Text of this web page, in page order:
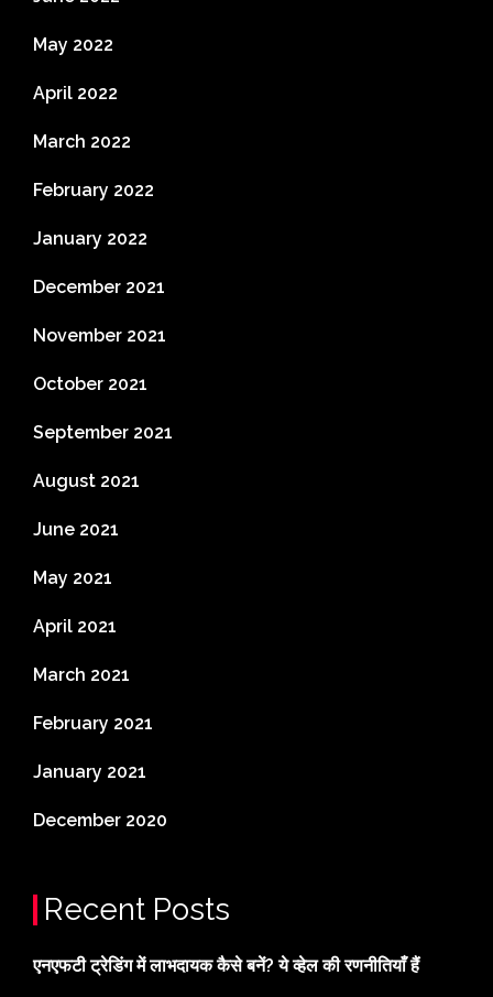
May 2022
April 2022
March 2022
February 2022
January 2022
December 2021
November 2021
October 2021
September 2021
August 2021
June 2021
May 2021
April 2021
March 2021
February 2021
January 2021
December 2020
Recent Posts
एनएफटी ट्रेडिंग में लाभदायक कैसे बनें? ये व्हेल की रणनीतियाँ हैं